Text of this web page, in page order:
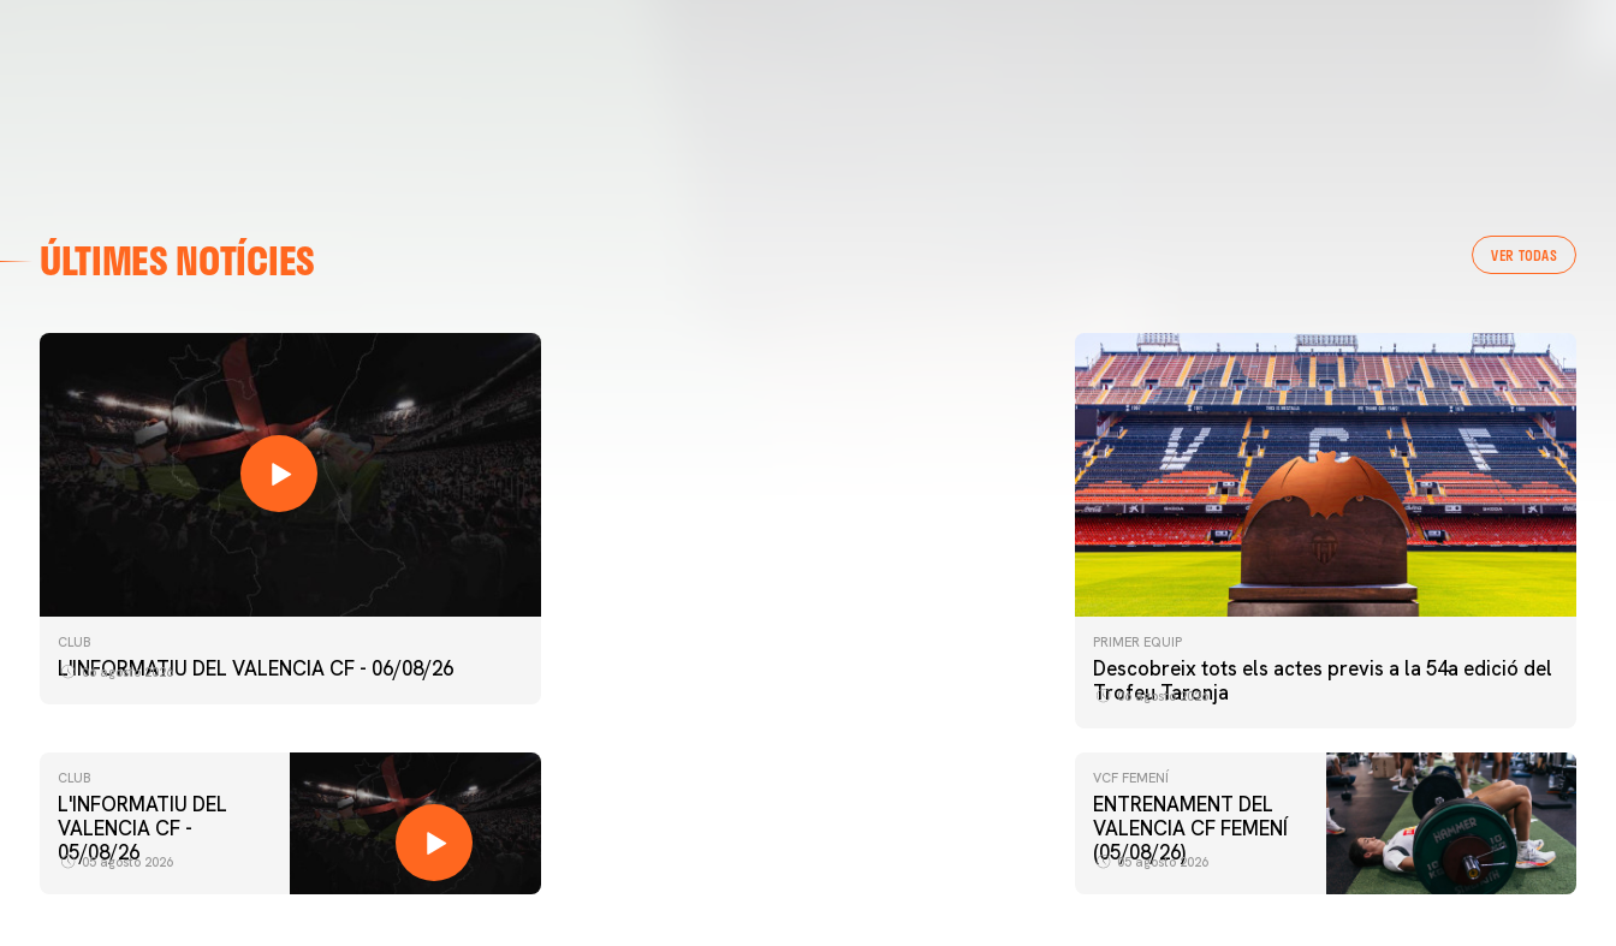
ÚLTIMES NOTÍCIES VER TODAS
CLUB
L'INFORMATIU DEL VALENCIA CF - 06/08/26
06 agosto 2026
PRIMER EQUIP
Descobreix tots els actes previs a la 54a edició del
Trofeu Taronja
06 agosto 2026
CLUB
L'INFORMATIU DEL
VALENCIA CF -
05/08/26
05 agosto 2026
VCF FEMENÍ
ENTRENAMENT DEL
VALENCIA CF FEMENÍ
(05/08/26)
05 agosto 2026